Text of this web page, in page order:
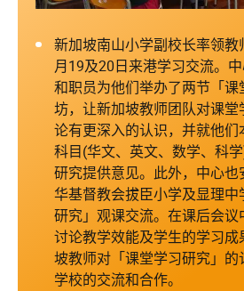
新加坡南山小学副校长率领教
月19及20日来港学习交流。
和职员为他们举办了两节「
坊，让新加坡教师团队对课堂
论有更深入的认识，并就他
科目(华文、英文、数学、科
研究提供意见。此外，中心也
华基督教会拔臣小学及显理中
研究」观课交流。在课后会
讨论教学效能及学生的学习成
坡教师对「课堂学习研究」
学校的交流和合作。